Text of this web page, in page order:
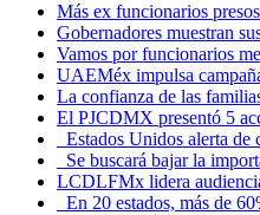
Más ex funcionarios
Gobernadores muestran
Vamos por funcionarios
UAEMéx impulsa
La confianza de las
El PJCDMX presentó 5
Estados Unidos alerta de
Se buscará bajar la
LCDLFMx lidera
En 20 estados, más de